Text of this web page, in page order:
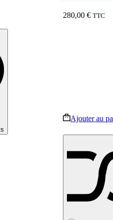
280,00€ TTC
Ajouter au